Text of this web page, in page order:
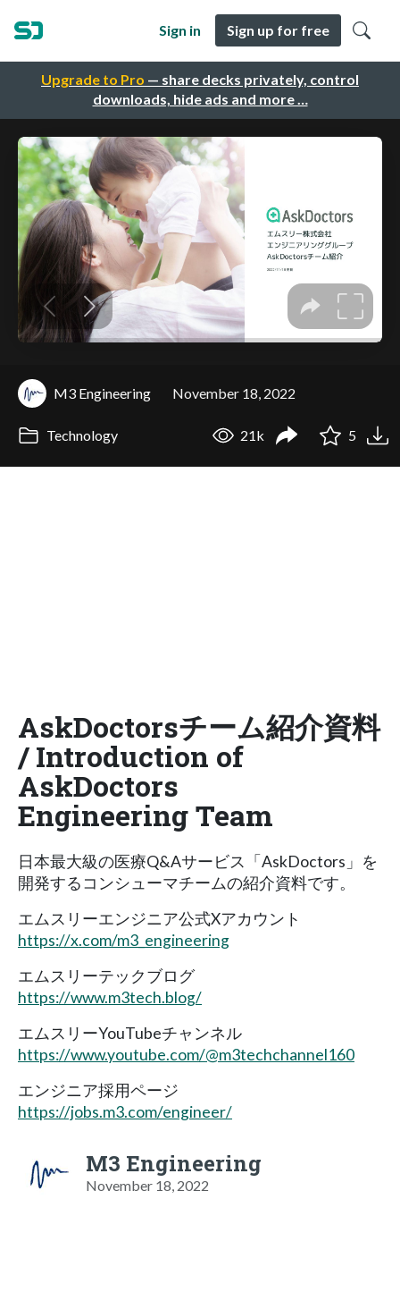
Upgrade to Pro — share decks privately, control
downloads, hide ads and more …
Sign in Sign up for free
M3 Engineering November 18, 2022
Technology 21k 5
AskDoctorsチーム紹介資料
/ Introduction of
AskDoctors
Engineering Team
日本最大級の医療Q&Aサービス「AskDoctors」を
開発するコンシューマチームの紹介資料です。
エムスリーエンジニア公式Xアカウント
https://x.com/m3_engineering
エムスリーテックブログ
https://www.m3tech.blog/
エムスリーYouTubeチャンネル
https://www.youtube.com/@m3techchannel160
エンジニア採用ページ
https://jobs.m3.com/engineer/
M3 Engineering
November 18, 2022